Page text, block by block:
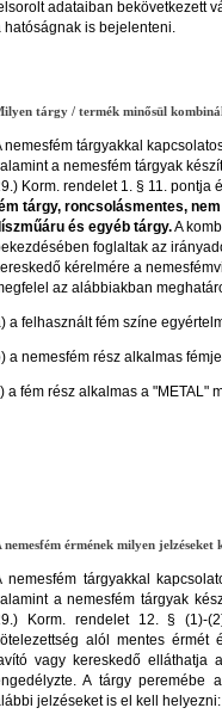
adataiban bekövetkezett
hatóságnak is bejelenteni.
tárgy / termék minősül
nemesfém tárgyakkal
a nemesfém tárgyak
Korm. rendelet 1. § 11. pontja
tárgy, roncsolásmentes,
és egyéb tárgy.A
foglaltak az
kérelmére a
az alábbiakban
a felhasznált fém színe
a nemesfém rész alkalmas
a fém rész alkalmas a "METAL"
nemesfém érmének milyen
nemesfém tárgyakkal
a nemesfém tárgyak
Korm. rendelet 12. § (1)-
alól mentes érmét
vagy kereskedő elláthatja
A tárgy peremébe
jelzéseket is el kell helyezni: